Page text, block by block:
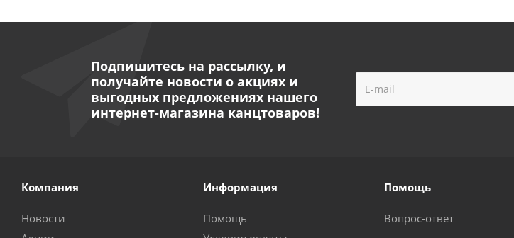
Подпишитесь на рассылку, и
получайте новости о акциях и
выгодных предложениях нашего
интернет-магазина канцтоваров!
Компания
Новости
Информация
Помощь
Помощь
Вопрос-ответ